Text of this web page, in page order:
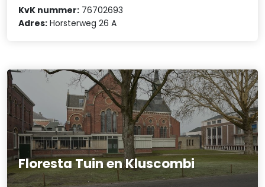
KvK nummer: 76702693
Adres: Horsterweg 26 A
Floresta Tuin en Kluscombi